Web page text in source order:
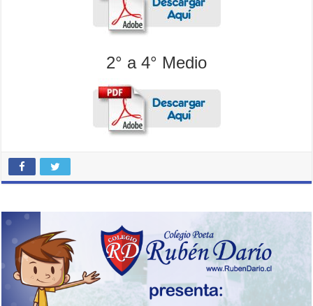
2° a 4° Medio